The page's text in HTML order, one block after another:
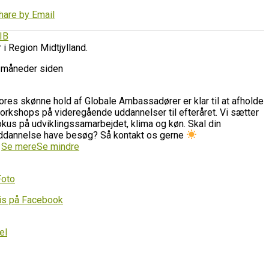
by Email
i Region Midtjylland.
siden
skønne hold af Globale Ambassadører er klar til at afholde
på videregående uddannelser til efteråret. Vi sætter
på udviklingssamarbejdet, klima og køn. Skal din
have besøg? Så kontakt os gerne
Se mereSe mindre
på Facebook